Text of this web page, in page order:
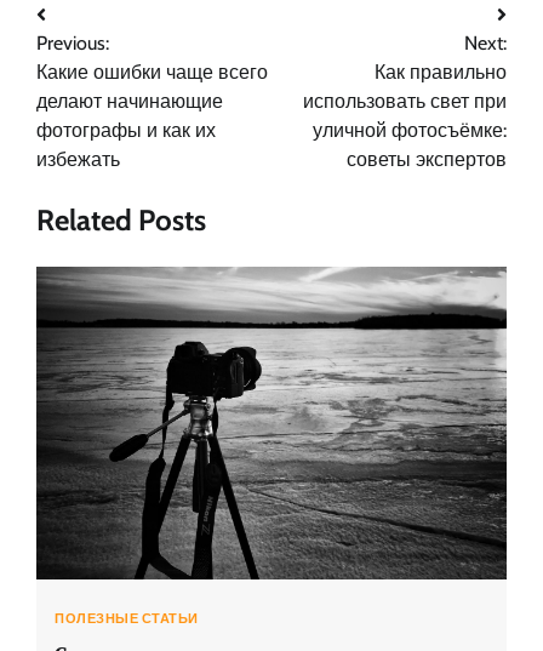
Навигация
по
записям
Previous:
Какие ошибки чаще всего
делают начинающие
фотографы и как их
избежать
Next:
Как правильно
использовать свет при
уличной фотосъёмке:
советы экспертов
Related Posts
ПОЛЕЗНЫЕ СТАТЬИ